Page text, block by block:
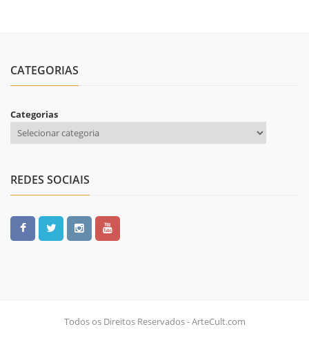
CATEGORIAS
Categorias
REDES SOCIAIS
Todos os Direitos Reservados - ArteCult.com